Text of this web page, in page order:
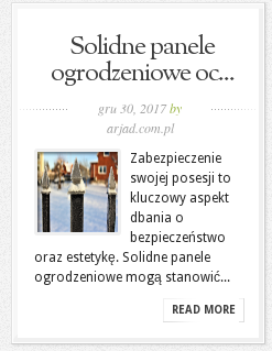
Solidne panele
ogrodzeniowe oc...
gru 30, 2017by
arjad.com.pl
Zabezpieczenie
swojej posesji to
kluczowy aspekt
dbania o
bezpieczeństwo
oraz estetykę. Solidne panele
ogrodzeniowe mogą stanowić...
READ MORE